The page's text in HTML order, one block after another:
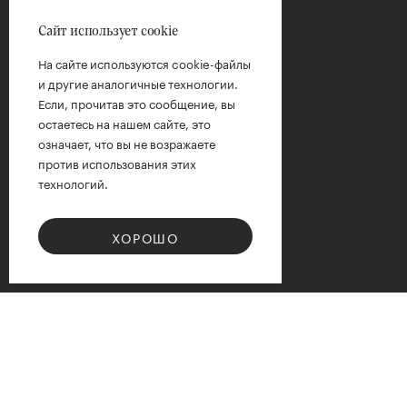
Сайт использует cookie
На сайте используются cookie-файлы
и другие аналогичные технологии.
Если, прочитав это сообщение, вы
остаетесь на нашем сайте, это
означает, что вы не возражаете
против использования этих
технологий.
ХОРОШО